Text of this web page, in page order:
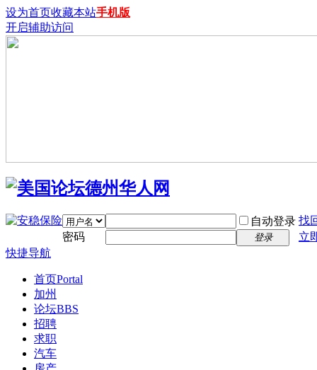
设为首页收藏本站手机版
开启辅助访问
自动登录 找
密码
登录
立
快捷导航
首页Portal
加州
论坛BBS
招聘
求职
汽车